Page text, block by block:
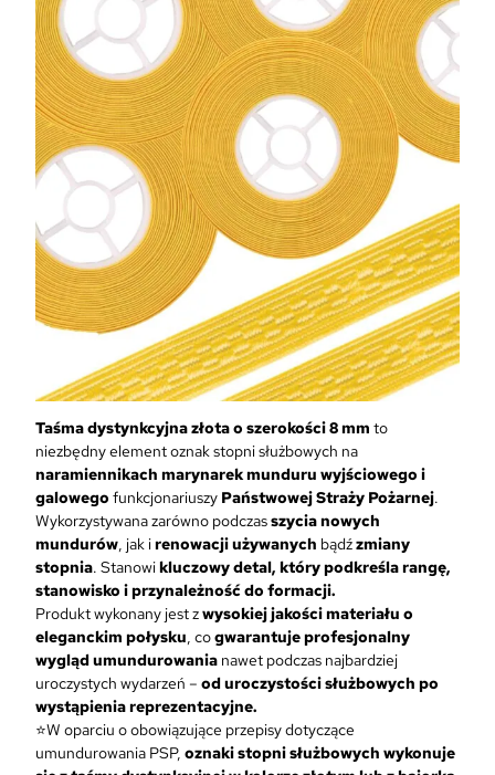
n
k
c
y
j
n
a
Z
o
t
a
8
m
n
a
k
a
S
t
o
p
n
i
a
P
S
P
n
a
Taśma dystynkcyjna złota o szerokości 8 mm to
niezbędny element oznak stopni służbowych na
naramiennikach marynarek munduru wyjściowego i
galowego funkcjonariuszy Państwowej Straży Pożarnej.
Wykorzystywana zarówno podczasszycia nowych
mundurów, jak irenowacji używanych bądźzmiany
stopnia. Stanowikluczowy detal, który podkreśla rangę,
stanowisko i przynależność do formacji.
Produkt wykonany jest zwysokiej jakości materiału o
eleganckim połysku, cogwarantuje profesjonalny
wygląd umundurowania nawet podczas najbardziej
uroczystych wydarzeń – od uroczystości służbowych po
wystąpienia reprezentacyjne.
⭐W oparciu o obowiązujące przepisy dotyczące
umundurowania PSP, oznaki stopni służbowych wykonuje